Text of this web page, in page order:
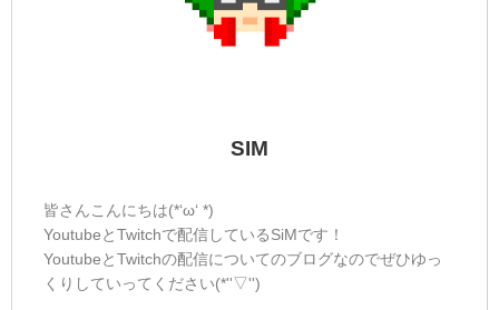
SIM
皆さんこんにちは(*‘ω‘ *)
YoutubeとTwitchで配信しているSiMです！
YoutubeとTwitchの配信についてのブログなのでぜひゆっ
くりしていってください(*''▽'')